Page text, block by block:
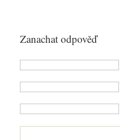
Zanachat odpověď